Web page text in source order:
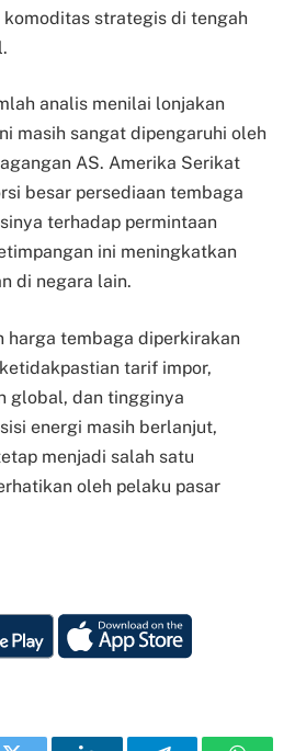
strategis di tengah
analis menilai lonjakan
masih sangat dipengaruhi oleh
AS. Amerika Serikat
besar persediaan tembaga
terhadap permintaan
ini meningkatkan
di negara lain.
harga tembaga diperkirakan
tarif impor,
global, dan tingginya
energi masih berlanjut,
menjadi salah satu
oleh pelaku pasar